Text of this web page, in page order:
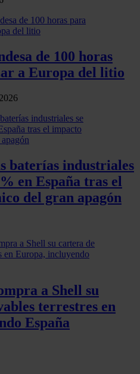
de 100 horas
a Europa del litio
baterías industriales
en España tras el
del gran apagón
a Shell su
terrestres en
España